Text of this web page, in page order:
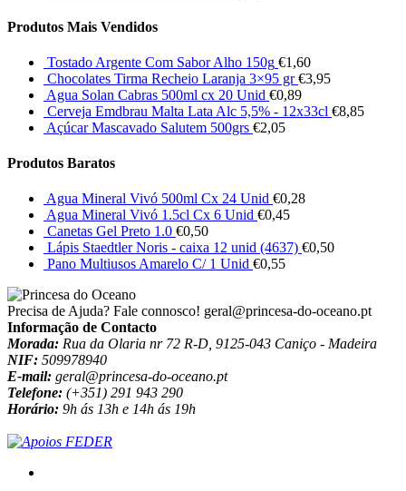
Produtos Mais Vendidos
Tostado Argente Com Sabor Alho 150g €1,60
Chocolates Tirma Recheio Laranja 3×95 gr €3,95
Agua Solan Cabras 500ml cx 20 Unid €0,89
Cerveja Emdbrau Malta Lata Alc 5,5% - 12x33cl €8,85
Açúcar Mascavado Salutem 500grs €2,05
Produtos Baratos
Agua Mineral Vivó 500ml Cx 24 Unid €0,28
Agua Mineral Vivó 1.5cl Cx 6 Unid €0,45
Canetas Gel Preto 1.0 €0,50
Lápis Staedtler Noris - caixa 12 unid (4637) €0,50
Pano Multiusos Amarelo C/ 1 Unid €0,55
Precisa de Ajuda? Fale connosco! geral@princesa-do-oceano.pt
Informação de Contacto
Morada: Rua da Olaria nr 72 R-D, 9125-043 Caniço - Madeira
NIF: 509978940
E-mail: geral@princesa-do-oceano.pt
Telefone: (+351) 291 943 290
Horário: 9h ás 13h e 14h ás 19h